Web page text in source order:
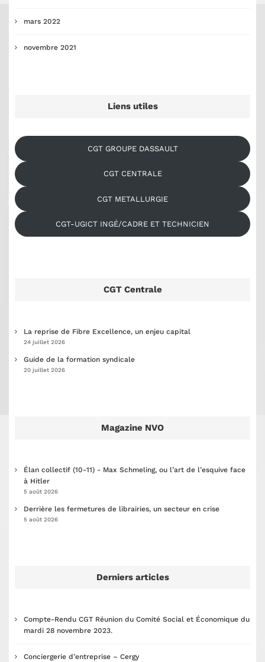
mars 2022
novembre 2021
Liens utiles
CGT GROUPE DASSAULT
CGT CENTRALE
CGT METALLURGIE
CGT-UGICT INGÉ/CADRE ET TECHNICIEN
CGT Centrale
La reprise de Fibre Excellence, un enjeu capital
24 juillet 2026
Guide de la formation syndicale
20 juillet 2026
Magazine NVO
Élan collectif (10-11) - Max Schmeling, ou l’art de l’esquive face
à Hitler
5 août 2026
Derrière les fermetures de librairies, un secteur en crise
5 août 2026
Derniers articles
Compte-Rendu CGT Réunion du Comité Social et Économique du
mardi 28 novembre 2023.
Conciergerie d’entreprise – Cergy